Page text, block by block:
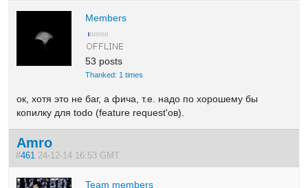
Members
53 posts
Thanked: 1 times
ок, хотя это не баг, а фича, т.е. надо по хорошему бы
копилку для todo (feature request'ов).
Amro
#461 24-12-14 16:53 GMT
Team members